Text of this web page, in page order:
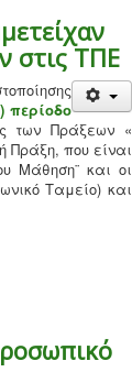
στις ΤΠΕ
περίοδο
των Πράξεων «
Πράξη, που είναι
Μάθηση¨ και οι
Ταμείο) και